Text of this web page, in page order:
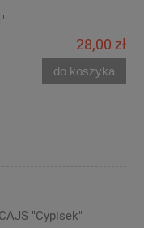
28,00 zł
do koszyka
"Cypisek"